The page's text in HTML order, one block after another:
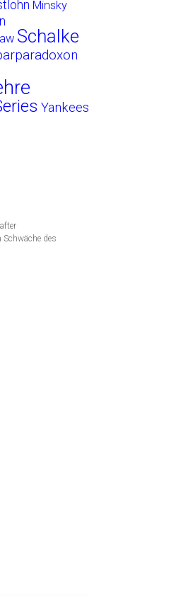
Minsky
Schalke
Yankees
des